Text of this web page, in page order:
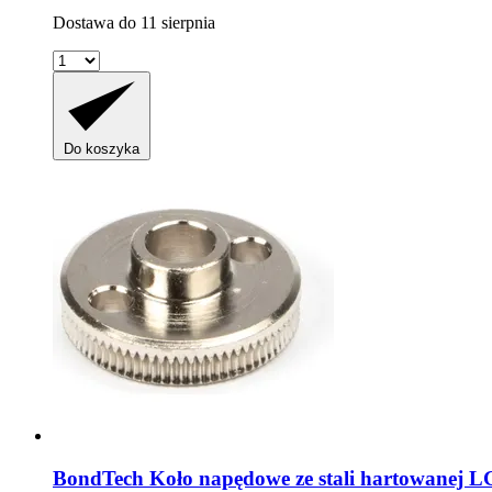
Dostawa do 11 sierpnia
Do koszyka
BondTech Koło napędowe ze stali hartowanej